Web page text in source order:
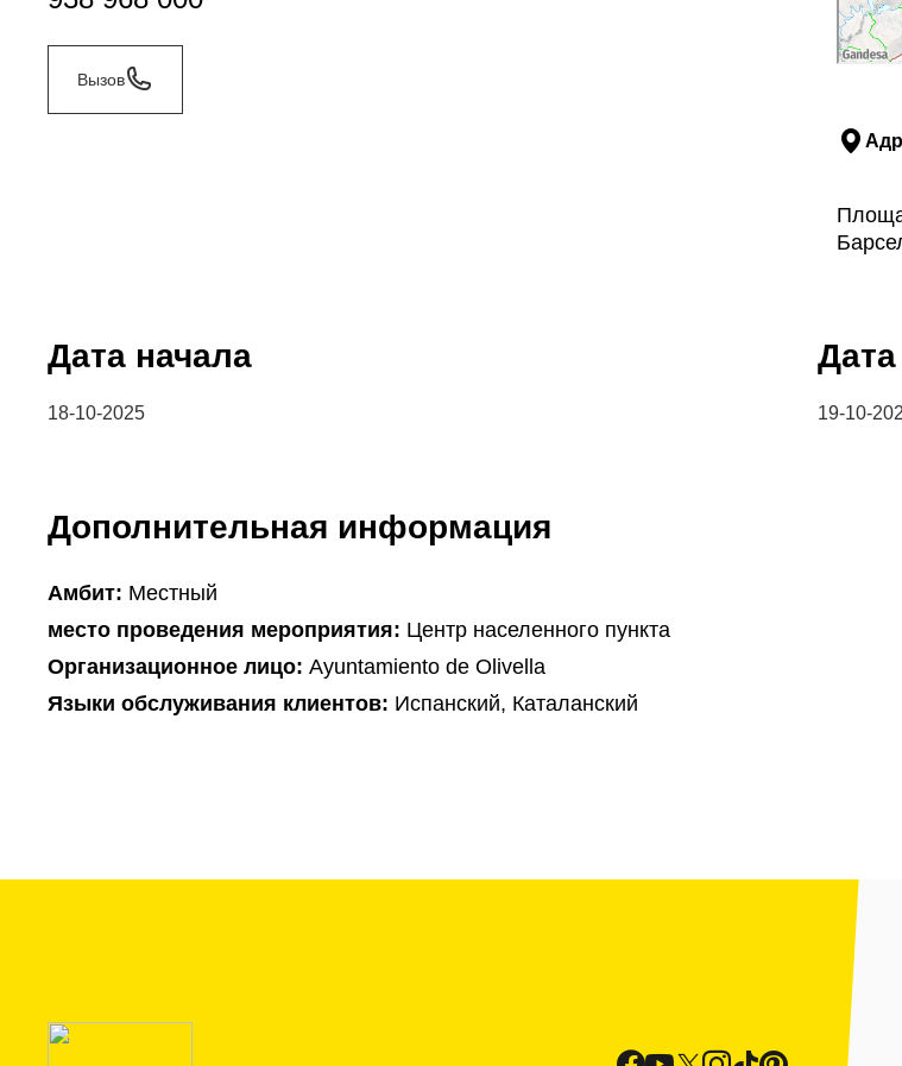
Вызов
Дата начала
18-10-2025 19-10-
Дополнительная информация
Амбит: Местный
место проведения мероприятия: Центр населенного пункта
Организационное лицо: Ayuntamiento de Olivella
Языки обслуживания клиентов: Испанский, Каталанский